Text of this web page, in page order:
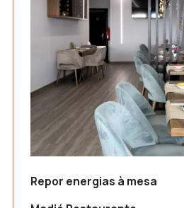
Repor energias à mesa